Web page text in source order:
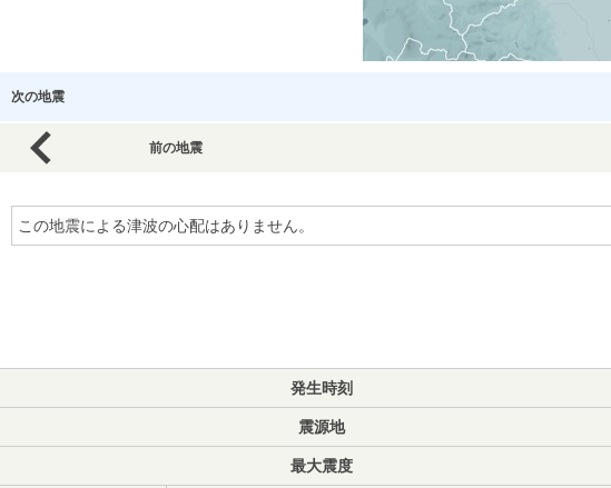
次の地震
前の地震
この地震による津波の心配はありません。
発生時刻
震源地
最大震度